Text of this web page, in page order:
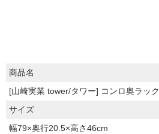
商品名
[山崎実業 tower/タワー] コンロ奥ラック
サイズ
幅79×奥行20.5×高さ46cm